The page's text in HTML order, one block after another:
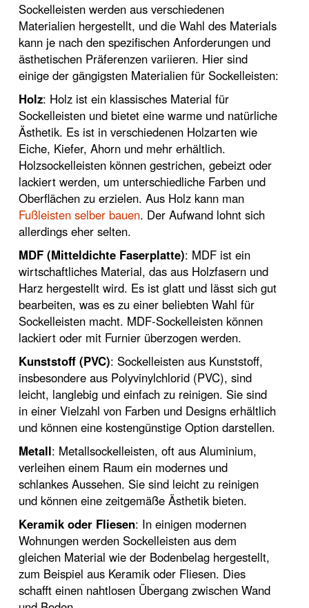
Sockelleisten werden aus verschiedenen
Materialien hergestellt, und die Wahl des Materials
kann je nach den spezifischen Anforderungen und
ästhetischen Präferenzen variieren. Hier sind
einige der gängigsten Materialien für Sockelleisten:
Holz: Holz ist ein klassisches Material für
Sockelleisten und bietet eine warme und natürliche
Ästhetik. Es ist in verschiedenen Holzarten wie
Eiche, Kiefer, Ahorn und mehr erhältlich.
Holzsockelleisten können gestrichen, gebeizt oder
lackiert werden, um unterschiedliche Farben und
Oberflächen zu erzielen. Aus Holz kann man
Fußleisten selber bauen. Der Aufwand lohnt sich
allerdings eher selten.
MDF (Mitteldichte Faserplatte): MDF ist ein
wirtschaftliches Material, das aus Holzfasern und
Harz hergestellt wird. Es ist glatt und lässt sich gut
bearbeiten, was es zu einer beliebten Wahl für
Sockelleisten macht. MDF-Sockelleisten können
lackiert oder mit Furnier überzogen werden.
Kunststoff (PVC): Sockelleisten aus Kunststoff,
insbesondere aus Polyvinylchlorid (PVC), sind
leicht, langlebig und einfach zu reinigen. Sie sind
in einer Vielzahl von Farben und Designs erhältlich
und können eine kostengünstige Option darstellen.
Metall: Metallsockelleisten, oft aus Aluminium,
verleihen einem Raum ein modernes und
schlankes Aussehen. Sie sind leicht zu reinigen
und können eine zeitgemäße Ästhetik bieten.
Keramik oder Fliesen: In einigen modernen
Wohnungen werden Sockelleisten aus dem
gleichen Material wie der Bodenbelag hergestellt,
zum Beispiel aus Keramik oder Fliesen. Dies
schafft einen nahtlosen Übergang zwischen Wand